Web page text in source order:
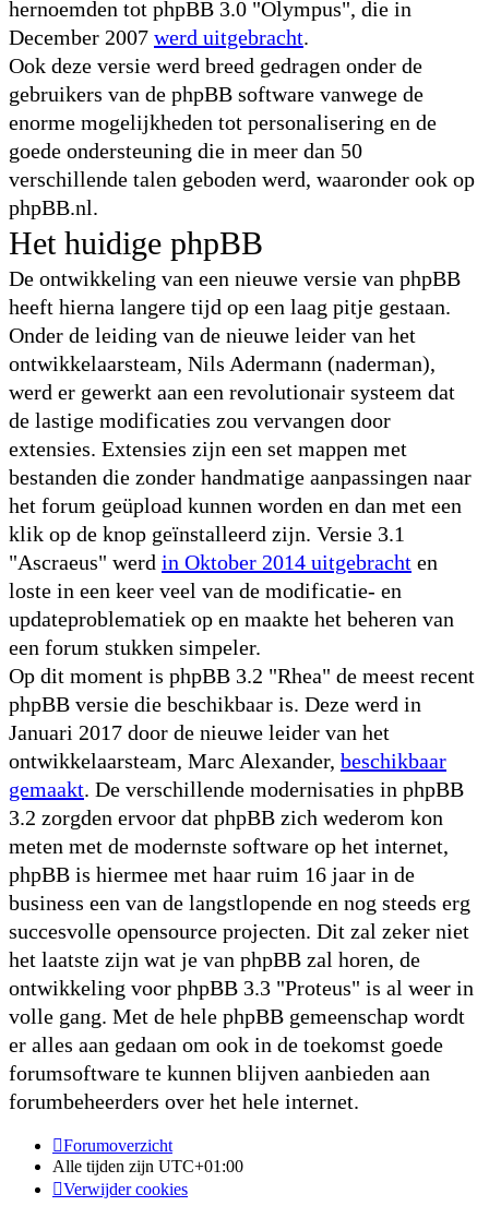
hernoemden tot phpBB 3.0 "Olympus", die in
December 2007 werd uitgebracht.
Ook deze versie werd breed gedragen onder de
gebruikers van de phpBB software vanwege de
enorme mogelijkheden tot personalisering en de
goede ondersteuning die in meer dan 50
verschillende talen geboden werd, waaronder ook op
phpBB.nl.
Het huidige phpBB
De ontwikkeling van een nieuwe versie van phpBB
heeft hierna langere tijd op een laag pitje gestaan.
Onder de leiding van de nieuwe leider van het
ontwikkelaarsteam, Nils Adermann (naderman),
werd er gewerkt aan een revolutionair systeem dat
de lastige modificaties zou vervangen door
extensies. Extensies zijn een set mappen met
bestanden die zonder handmatige aanpassingen naar
het forum geüpload kunnen worden en dan met een
klik op de knop geïnstalleerd zijn. Versie 3.1
"Ascraeus" werd in Oktober 2014 uitgebracht en
loste in een keer veel van de modificatie- en
updateproblematiek op en maakte het beheren van
een forum stukken simpeler.
Op dit moment is phpBB 3.2 "Rhea" de meest recent
phpBB versie die beschikbaar is. Deze werd in
Januari 2017 door de nieuwe leider van het
ontwikkelaarsteam, Marc Alexander, beschikbaar
gemaakt. De verschillende modernisaties in phpBB
3.2 zorgden ervoor dat phpBB zich wederom kon
meten met de modernste software op het internet,
phpBB is hiermee met haar ruim 16 jaar in de
business een van de langstlopende en nog steeds erg
succesvolle opensource projecten. Dit zal zeker niet
het laatste zijn wat je van phpBB zal horen, de
ontwikkeling voor phpBB 3.3 "Proteus" is al weer in
volle gang. Met de hele phpBB gemeenschap wordt
er alles aan gedaan om ook in de toekomst goede
forumsoftware te kunnen blijven aanbieden aan
forumbeheerders over het hele internet.
Forumoverzicht
Alle tijden zijn UTC+01:00
Verwijder cookies